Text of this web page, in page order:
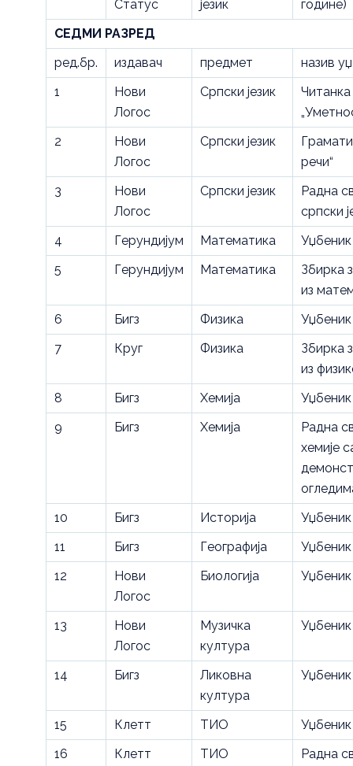
Статус језик
године)
СЕДМИ РАЗРЕД
ред.бр.
издавач предмет
назив
1
Нови
Логос
Српски језик
Читанка
2
Нови
Логос
Српски језик
речи“
3
Нови
Логос
Српски језик
Радна
српски
4
Герундијум Математика
Уџбеник
5
Герундијум Математика
Збирка
из
6
Бигз Физика
Уџбеник
7
Круг Физика
Збирка
из
8
Бигз Хемија
Уџбеник
9
Бигз Хемија
Радна
хемије
10
Бигз Историја
Уџбеник
11
Бигз Географија
Уџбеник
12
Нови
Логос
Биологија Уџбеник
13
Нови
Логос
Музичка
култура
Уџбеник
14 Бигз
Ликовна
култура
Уџбеник
15 Клетт ТИО
Уџбеник
16
Клетт ТИО
Радна